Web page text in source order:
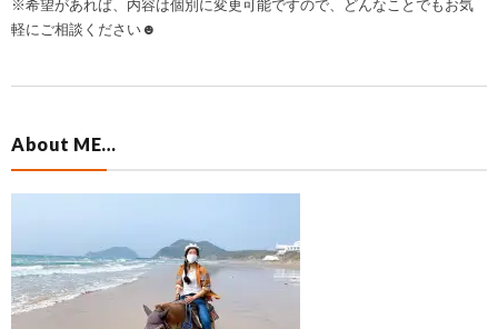
※希望があれば、内容は個別に変更可能ですので、どんなことでもお気
軽にご相談ください☻
About ME…